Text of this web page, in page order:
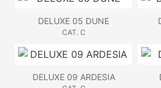
DELUXE 05 DUNE
CAT. C
DELUXE 09 ARDESIA